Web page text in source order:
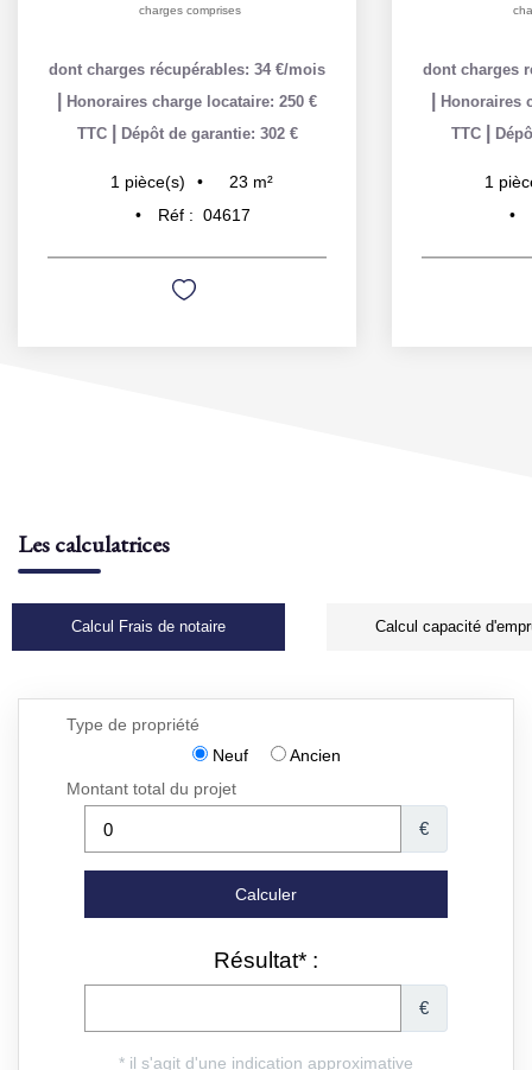
charges comprises
dont charges récupérables: 34 €/mois
Honoraires charge locataire: 250 €
TTC
Dépôt de garantie: 302 €
1 pièce(s) 23 m²
Réf : 04617
dont charges
Honoraires
TTC
1
Les calculatrices
Calcul Frais de notaire Calcul capacité